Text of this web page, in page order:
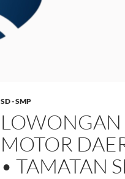
SD - SMP
LOWONGAN
MOTOR
• TAMATAN